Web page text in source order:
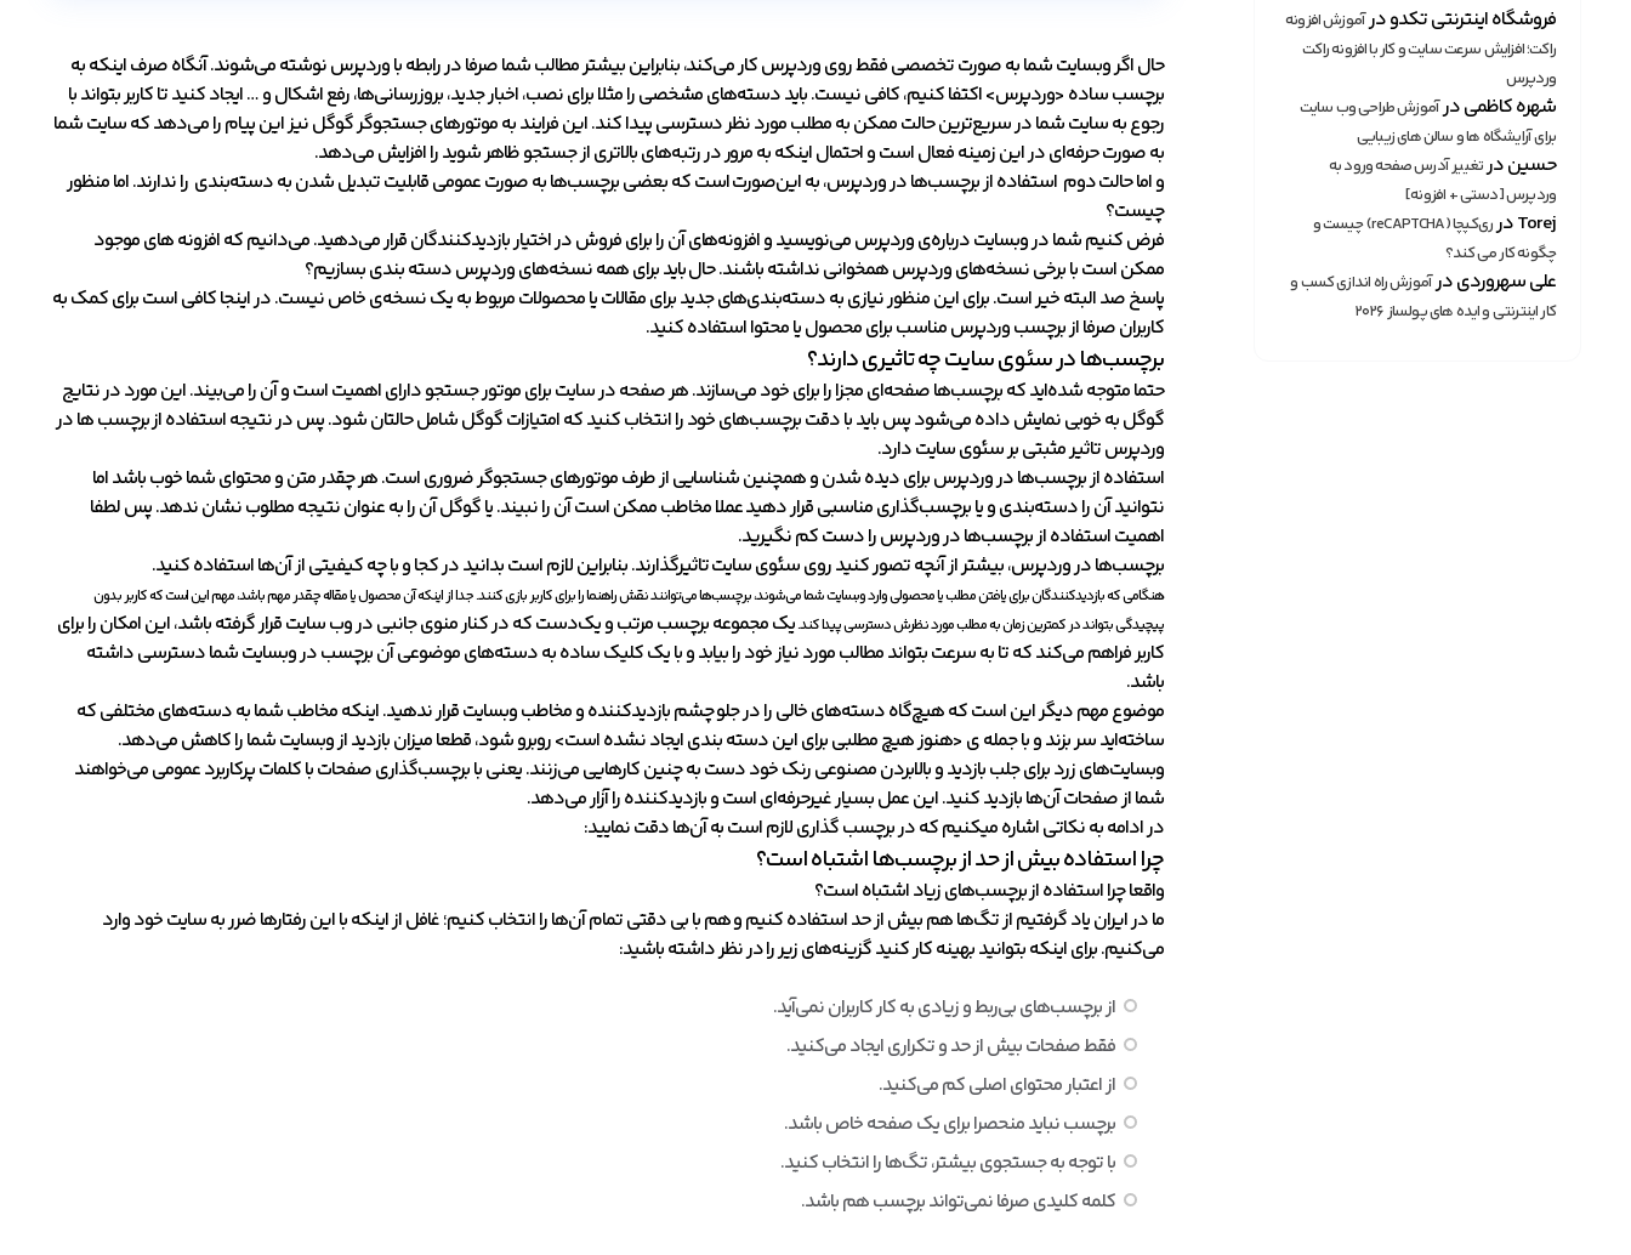
فروشگاه اینترنتی تکدودرآموزش افزونه
راکت؛ افزایش سرعت سایت و کار با افزونه راکت
وردپرس
شهره کاظمیدرآموزش طراحی وب سایت
برای آرایشگاه ها و سالن های زیبایی
حسیندرتغییر آدرس صفحه ورود به
وردپرس [دستی + افزونه]
Torejدر
ری‌کپچا (reCAPTCHA) چیست و
چگونه کار می کند؟
علی سهروردیدرآموزش راه اندازی کسب و
کار اینترنتی و ایده های پولساز ۲۰۲۶
حال اگر وبسایت شما به صورت تخصصی فقط روی وردپرس کار می‌کند، بنابراین بیشتر مطالب شما صرفا در رابطه با وردپرس نوشته می‌شوند. آنگاه صرف اینکه به
برچسب ساده <وردپرس> اکتفا کنیم، کافی نیست. باید دسته‌های مشخصی را مثلا برای نصب، اخبار جدید، بروزرسانی‌ها، رفع اشکال و … ایجاد کنید تا کاربر بتواند با
رجوع به سایت شما در سریع‌ترین حالت ممکن به مطلب مورد نظر دسترسی پیدا کند. این فرایند به موتورهای جستجوگر گوگل نیز این پیام را می‌دهد که سایت شما
به صورت حرفه‌ای در این زمینه فعال است و احتمال اینکه به مرور در رتبه‌های بالاتری از جستجو ظاهر شوید را افزایش می‌دهد.
و اما حالت دوم استفاده از برچسب‌ها در وردپرس، به این‌صورت است که بعضی برچسب‌ها به صورت عمومی قابلیت تبدیل شدن به دسته‌بندی را ندارند. اما منظور
چیست؟
فرض کنیم شما در وبسایت درباره‌ی وردپرس می‌نویسید و افزونه‌های آن را برای فروش در اختیار بازدیدکنندگان قرار می‌دهید. می‌دانیم که افزونه های موجود
ممکن است با برخی نسخه‌های وردپرس همخوانی نداشته باشند. حال باید برای همه نسخه‌های وردپرس دسته بندی بسازیم؟
پاسخ صد البته خیر است. برای این منظور نیازی به دسته‌بندی‌های جدید برای مقالات یا محصولات مربوط به یک نسخه‌ی خاص نیست. در اینجا کافی است برای کمک به
کاربران صرفا از برچسب‌ وردپرس مناسب برای محصول یا محتوا استفاده کنید.
برچسب‌ها در سئوی سایت چه تاثیری دارند؟
حتما متوجه شده‌اید که برچسب‌ها صفحه‌ای مجزا را برای خود می‌سازند. هر صفحه در سایت برای موتور جستجو دارای اهمیت است و آن را می‌بیند. این مورد در نتایج
گوگل به خوبی نمایش داده می‌شود پس باید با دقت برچسب‌های خود را انتخاب کنید که امتیازات گوگل شامل حالتان شود. پس در نتیجه استفاده از برچسب‌ ها در
وردپرس تاثیر مثبتی بر سئوی سایت دارد.
استفاده از برچسب‌ها در وردپرس برای دیده شدن و همچنین شناسایی از طرف موتورهای جستجو‌گر ضروری است. هر چقدر متن و محتوای شما خوب باشد اما
نتوانید آن را دسته‌بندی و یا برچسب‌گذاری مناسبی قرار دهید عملا مخاطب ممکن است آن را نبیند. یا گوگل آن را به عنوان نتیجه مطلوب نشان ندهد. پس لطفا
اهمیت استفاده از برچسب‌ها در وردپرس را دست کم نگیرید.
برچسب‌ها در وردپرس، بیشتر از آنچه تصور کنید روی سئوی سایت تاثیرگذارند. بنابراین لازم است بدانید در کجا و با چه کیفیتی از آن‌ها استفاده کنید.
هنگامی که بازدیدکنندگان برای یافتن مطلب یا محصولی وارد وبسایت شما می‌شوند، برچسب‌ها می‌توانند نقش راهنما را برای کاربر بازی کنند. جدا از اینکه آن محصول یا مقاله چقدر مهم باشد، مهم این است که کاربر بدون
پیچیدگی بتواند در کمترین زمان به مطلب مورد نظرش دسترسی پیدا کند.یک مجموعه برچسب مرتب و یک‌دست که در کنار منوی جانبی در وب سایت قرار گرفته باشد، این امکان را برای
کاربر فراهم می‌کند که تا به سرعت بتواند مطالب مورد نیاز خود را بیابد و با یک کلیک ساده به دسته‌های موضوعی آن برچسب در وبسایت شما دسترسی داشته
باشد.
موضوع مهم دیگر این است که هیچ‌گاه دسته‌های خالی را در جلو چشم بازدیدکننده و مخاطب وبسایت قرار ندهید. اینکه مخاطب شما به دسته‌های مختلفی که
ساخته‌اید سر بزند و با جمله ی <هنوز هیچ مطلبی برای این دسته بندی ایجاد نشده است> روبرو شود، قطعا میزان بازدید از وبسایت شما را کاهش می‌دهد.
وبسایت‌های زرد برای جلب بازدید و بالابردن مصنوعی رنک خود دست به چنین کارهایی می‌زنند. یعنی با برچسب‌گذاری صفحات با کلمات پرکاربرد عمومی می‌خواهند
شما از صفحات آن‌ها بازدید کنید. این عمل بسیار غیرحرفه‌ای است و بازدیدکننده را آزار می‌دهد.
در ادامه به نکاتی اشاره میکنیم که در برچسب گذاری لازم است به آن‌ها دقت نمایید:
چرا استفاده بیش از حد از برچسب‌ها اشتباه است؟
واقعا چرا استفاده از برچسب‌‌های زیاد اشتباه است؟
ما در ایران یاد گرفتیم از تگ‌ها هم بیش از حد استفاده کنیم و هم با بی دقتی تمام آن‌ها را انتخاب کنیم؛ غافل از اینکه با این رفتارها ضرر به سایت خود وارد
می‌کنیم. برای اینکه بتوانید بهینه کار کنید گزینه‌های زیر را در نظر داشته باشید:
از برچسب‌های بی‌ربط و زیادی به کار کاربران نمی‌آید.
فقط صفحات بیش از حد و تکراری ایجاد می‌کنید.
از اعتبار محتوای اصلی کم می‌کنید.
برچسب نباید منحصرا برای یک صفحه خاص باشد.
با توجه به جستجوی بیشتر، تگ‌ها را انتخاب کنید.
کلمه کلیدی صرفا نمی‌تواند برچسب هم باشد.